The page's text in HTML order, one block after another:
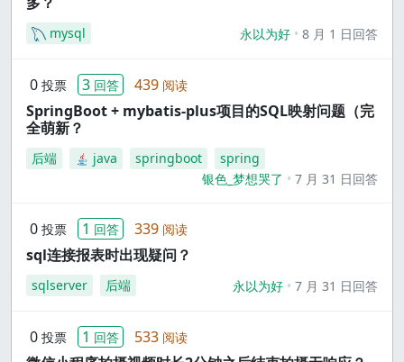
mysql 永以为好 8 月 1 日回答
0 投票 3 回答 439 阅读
SpringBoot + mybatis-plus项目的SQL映射问题（完
全萌新？
后端 java springboot
spring
银色_梦想哭了
7 月 31 日回答
0 投票 1 回答 339 阅读
sql连接报表时出现疑问？
sqlserver 后端 永以为好 7 月 31 日回答
0 投票 1 回答 533 阅读